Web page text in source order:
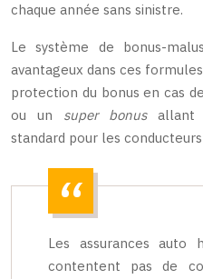
chaque année sans sinistre.
Le système de bonus-
avantageux dans ces
protection du bonus en cas
ou un super bonus allant
standard pour les
Les assurances
contentent pas de